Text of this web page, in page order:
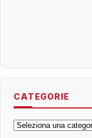
CATEGORIE
Categorie